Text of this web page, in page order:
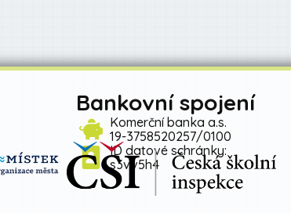
Bankovní spojení
Komerční banka a.s.
19-3758520257/0100
ID datové schránky:
s3vv5h4